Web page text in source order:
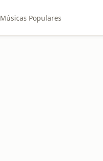
Músicas Populares